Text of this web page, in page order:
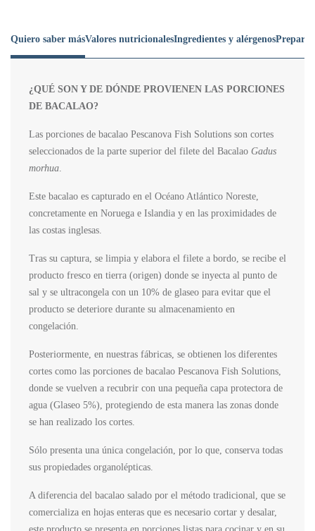
Quiero saber másValores nutricionalesIngredientes y alérgenos
¿QUÉ SON Y DE DÓNDE PROVIENEN LAS PORCIONES
DE BACALAO?
Las porciones de bacalao Pescanova Fish Solutions son cortes
seleccionados de la parte superior del filete del Bacalao Gadus
morhua.
Este bacalao es capturado en el Océano Atlántico Noreste,
concretamente en Noruega e Islandia y en las proximidades de
las costas inglesas.
Tras su captura, se limpia y elabora el filete a bordo, se recibe el
producto fresco en tierra (origen) donde se inyecta al punto de
sal y se ultracongela con un 10% de glaseo para evitar que el
producto se deteriore durante su almacenamiento en
congelación.
Posteriormente, en nuestras fábricas, se obtienen los diferentes
cortes como las porciones de bacalao Pescanova Fish Solutions,
donde se vuelven a recubrir con una pequeña capa protectora de
agua (Glaseo 5%), protegiendo de esta manera las zonas donde
se han realizado los cortes.
Sólo presenta una única congelación, por lo que, conserva todas
sus propiedades organolépticas.
A diferencia del bacalao salado por el método tradicional, que se
comercializa en hojas enteras que es necesario cortar y desalar,